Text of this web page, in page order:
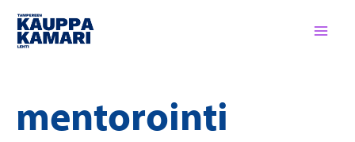
Siirry
sisältöön
mentorointi